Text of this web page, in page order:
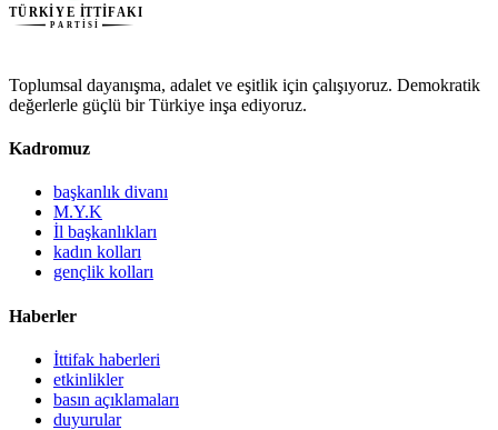
Toplumsal dayanışma, adalet ve eşitlik için çalışıyoruz. Demokratik
değerlerle güçlü bir Türkiye inşa ediyoruz.
Kadromuz
başkanlık divanı
M.Y.K
İl başkanlıkları
kadın kolları
gençlik kolları
Haberler
İttifak haberleri
etkinlikler
basın açıklamaları
duyurular